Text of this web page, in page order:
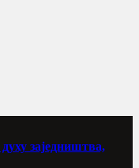
заједништва,